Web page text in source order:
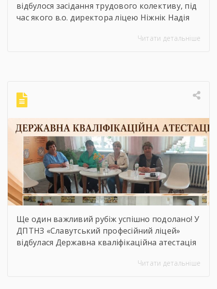
відбулося засідання трудового колективу, під
час якого в.о. директора ліцею Ніжнік Надія
діяльність закладу за 2025/2026 навчальний
розвитку ліцею.Особливо приємною
частиною зустрічі стало відзначення
працівників ліцею грамотами та подяками
[…]
Читати детальніше
Ще один важливий рубіж успішно подолано! У
ДПТНЗ «Славутський професійний ліцей»
відбулася Державна кваліфікаційна атестація
Кондитер». За кожною стравою, кожним
Читати детальніше